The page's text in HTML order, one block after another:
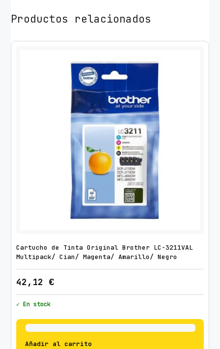
Productos relacionados
Cartucho de Tinta Original Brother LC-3211VAL
Multipack/ Cian/ Magenta/ Amarillo/ Negro
42,12 €
✓ En stock
Añadir al carrito